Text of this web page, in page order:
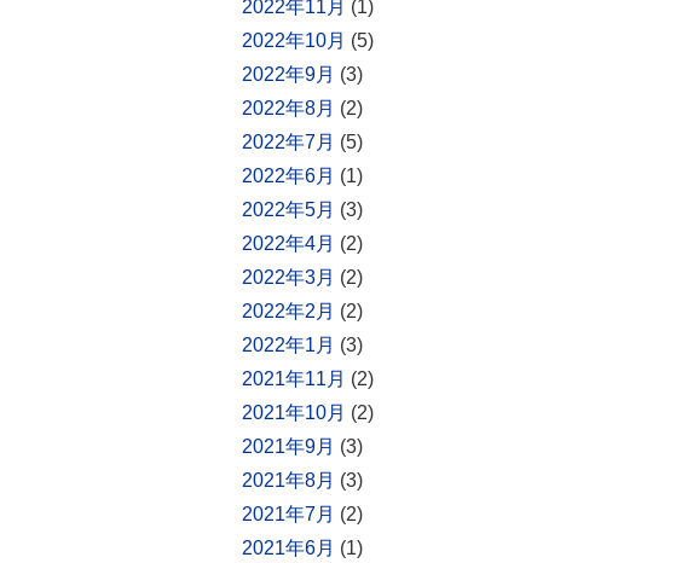
2022年10月 (5)
2022年9月 (3)
2022年8月 (2)
2022年7月 (5)
2022年6月 (1)
2022年5月 (3)
2022年4月 (2)
2022年3月 (2)
2022年2月 (2)
2022年1月 (3)
2021年11月 (2)
2021年10月 (2)
2021年9月 (3)
2021年8月 (3)
2021年7月 (2)
2021年6月 (1)